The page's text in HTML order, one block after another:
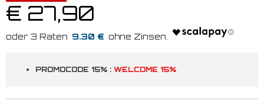
€ 27,90
9.30 €
PROMOCODE 15% : WELCOME 15%